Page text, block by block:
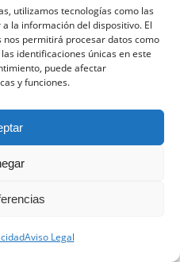
utilizamos tecnologías como las
la información del dispositivo. El
permitirá procesar datos como
identificaciones únicas en este
puede afectar
y funciones.
Aviso Legal
de Holafly,
de
temáticos en
y en
a